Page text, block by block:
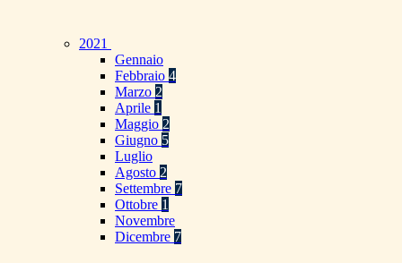
2021
Gennaio
Febbraio 4
Marzo 2
Aprile 1
Maggio 2
Giugno 5
Luglio
Agosto 2
Settembre 7
Ottobre 1
Novembre
Dicembre 7